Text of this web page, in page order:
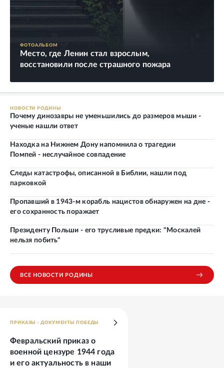
ФОТОАЛЬБОМ
Место, где Ленин стал взрослым,
восстановили после страшного пожара
НОВОСТИ РОДИНЫ
Почему динозавры не уменьшились до размеров мыши -
ученые нашли ответ
Находка на Нижнем Дону напомнила о трагедии
Помпей - неслучайное совпадение
Следы катастрофы, описанной в Библии, нашли под
парковкой
Пропавший в 1943-м корабль нацистов обнаружен на дне -
его сохранность поражает
Президенту Польши - его трусливые предки: "Москалей
нельзя побить"
ВСЕ НОВОСТИ РОДИНЫ
ПРИКАЗЫ - ДОКУМЕНТЫ ПОБЕДЫ
Февральский приказ о
военной цензуре 1944 года
и его актуальность в наши